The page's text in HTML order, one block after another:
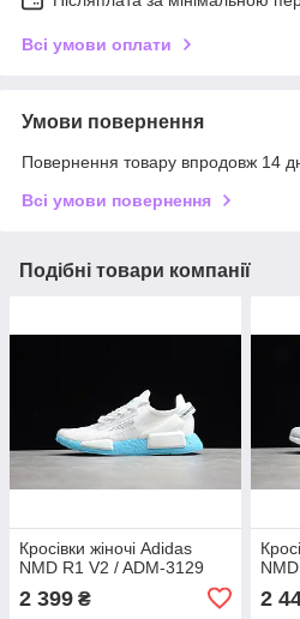
Всі умови оплати
Умови повернення
Повернення товару впродовж 14
Всі умови повернення
Подібні товари компанії
Кросівки жіночі Adidas
NMD R1 V2 / ADM-3129
2 399 ₴ 2